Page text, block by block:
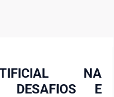
NA
DESAFIOS E